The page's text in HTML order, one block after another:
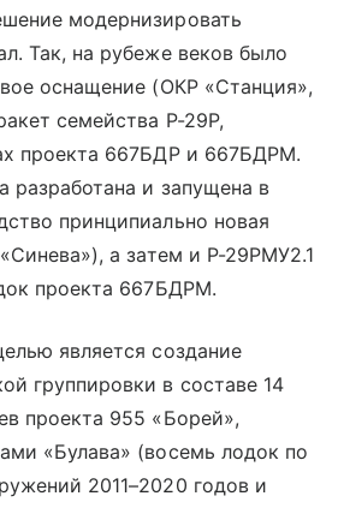
модернизировать
Так, на рубеже веков было
оснащение (ОКР «Станция»,
семейства Р-29Р,
проекта 667БДР и 667БДРМ.
разработана и запущена в
принципиально новая
а затем и Р-29РМУ2.1
проекта 667БДРМ.
является создание
группировки в составе 14
проекта 955 «Борей»,
«Булава» (восемь лодок по
2011–2020 годов и